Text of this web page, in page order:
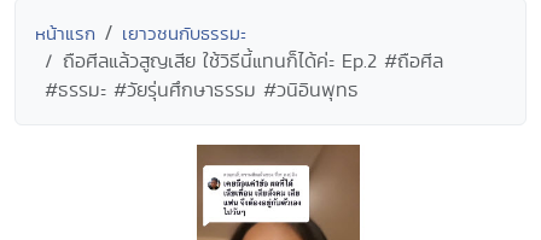
หน้าแรก เยาวชนกับธรรมะ
ถือศีลแล้วสูญเสีย ใช้วิธีนี้แทนก็ได้ค่ะ Ep.2 #ถือศีล
#ธรรมะ #วัยรุ่นศึกษาธรรม #วนิอินพุทธ